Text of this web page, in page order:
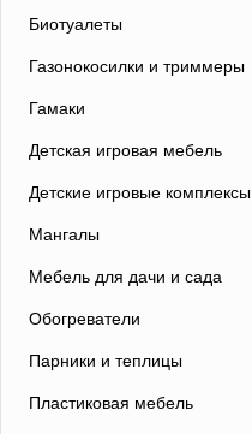
Биотуалеты
Газонокосилки и триммеры
Гамаки
Детская игровая мебель
Детские игровые комплексы
Мангалы
Мебель для дачи и сада
Обогреватели
Парники и теплицы
Пластиковая мебель